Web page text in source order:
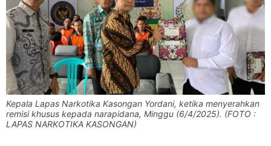
Kepala Lapas Narkotika Kasongan Yordani, ketika menyerahkan
remisi khusus kepada narapidana, Minggu (6/4/2025). (FOTO :
LAPAS NARKOTIKA KASONGAN)